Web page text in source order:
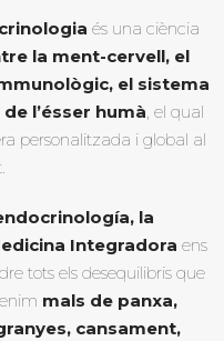
és una ciència
la ment-cervell, el
el sistema
l’ésser humà, el qual
personalitzada i global al
la
Integradora ens
tots els desequilibris que
mals de panxa,
cansament,